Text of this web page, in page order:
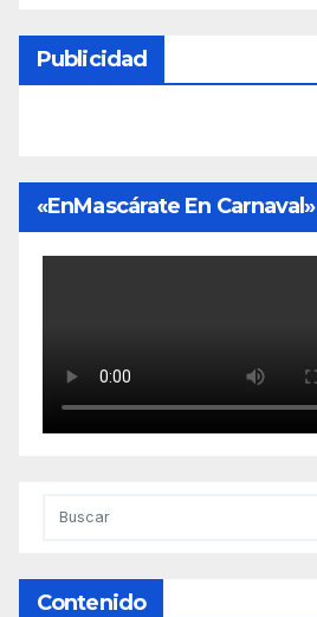
Publicidad
«EnMascárate En Carnaval»
Contenido